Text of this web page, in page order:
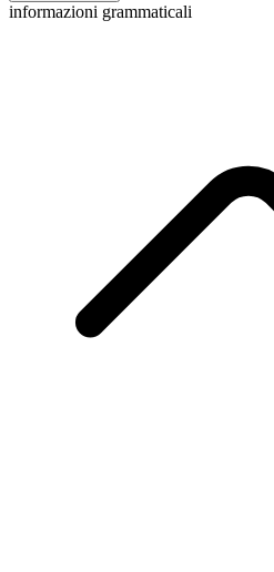
informazioni grammaticali